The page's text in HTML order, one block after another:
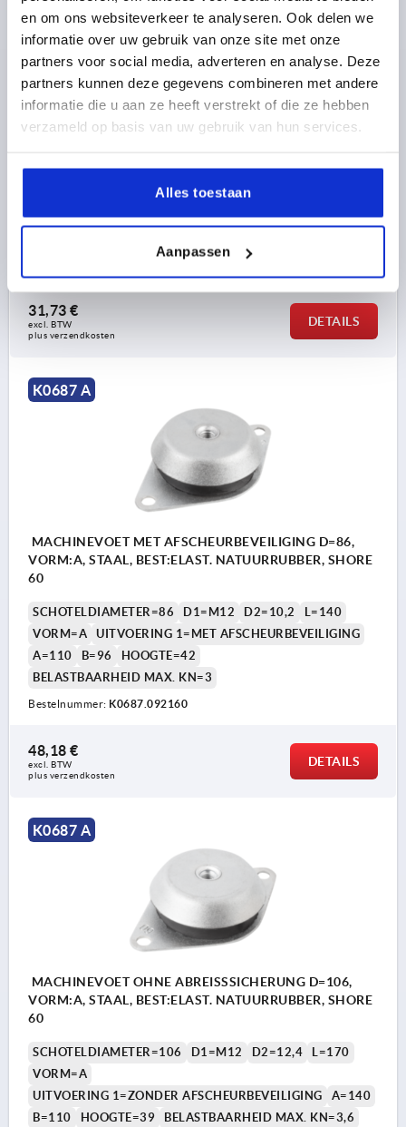
en om ons websiteverkeer te analyseren. Ook delen we
informatie over uw gebruik van onze site met onze
partners voor social media, adverteren en analyse. Deze
partners kunnen deze gegevens combineren met andere
informatie die u aan ze heeft verstrekt of die ze hebben
verzameld op basis van uw gebruik van hun services.
Alles toestaan
Aanpassen
MACHINEVOET OHNE ABREISSSICHERUNG D=86,
VORM:A, STAAL, BEST:ELAST. NATUURRUBBER, SHORE
SCHOTELDIAMETER=86 D1=M12 D2=10,2
L=140
UITVOERING 1=ZONDER AFSCHEURBEVEILIGING
A=110
K0687.092060
31,73 €
excl. BTW
plus verzendkosten
DETAILS
K0687 A
MACHINEVOET MET AFSCHEURBEVEILIGING D=86,
VORM:A, STAAL, BEST:ELAST. NATUURRUBBER, SHORE
60
SCHOTELDIAMETER=86 D1=M12 D2=10,2
L=140
VORM=A
UITVOERING 1=MET AFSCHEURBEVEILIGING
A=110
B=96
HOOGTE=42
BELASTBAARHEID MAX. KN=3
Bestelnummer: K0687.092160
48,18 €
excl. BTW
plus verzendkosten
DETAILS
K0687 A
MACHINEVOET OHNE ABREISSSICHERUNG D=106,
VORM:A, STAAL, BEST:ELAST. NATUURRUBBER, SHORE
60
SCHOTELDIAMETER=106 D1=M12 D2=12,4
L=170
VORM=A
UITVOERING 1=ZONDER AFSCHEURBEVEILIGING
A=140
B=110
HOOGTE=39 BELASTBAARHEID MAX. KN=3,6